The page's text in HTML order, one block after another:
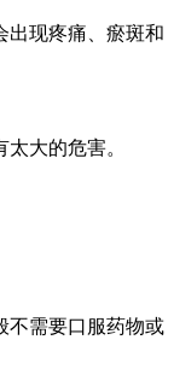
出现疼痛、瘀斑和
大的危害。
不需要口服药物或